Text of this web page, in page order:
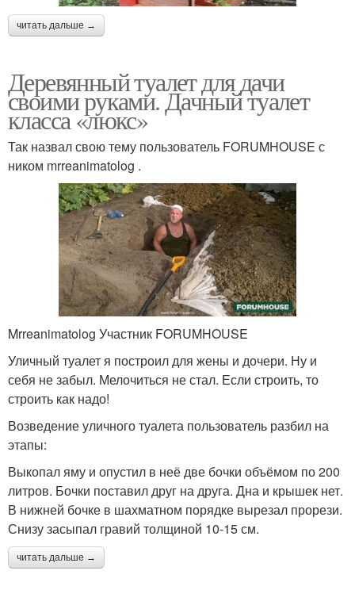
читать дальше →
Деревянный туалет для дачи
своими руками. Дачный туалет
класса «люкс»
Так назвал свою тему пользователь FORUMHOUSE с
ником mrreanimatolog .
Mrreanimatolog Участник FORUMHOUSE
Уличный туалет я построил для жены и дочери. Ну и
себя не забыл. Мелочиться не стал. Если строить, то
строить как надо!
Возведение уличного туалета пользователь разбил на
этапы:
Выкопал яму и опустил в неё две бочки объёмом по 200
литров. Бочки поставил друг на друга. Дна и крышек нет.
В нижней бочке в шахматном порядке вырезал прорези.
Снизу засыпал гравий толщиной 10-15 см.
читать дальше →